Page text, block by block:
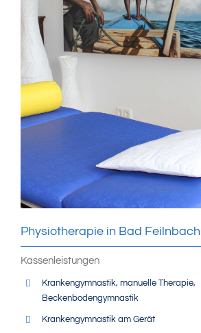
Physiotherapie in Bad Feilnbach
Kassenleistungen
Krankengymnastik, manuelle Therapie,
Beckenbodengymnastik
Krankengymnastik am Gerät